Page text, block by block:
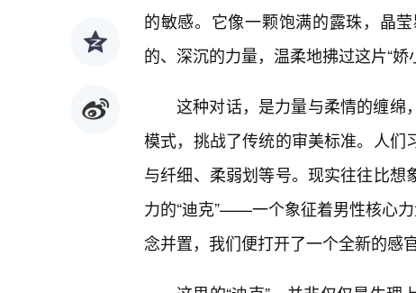
的敏感。它像一颗饱满的露珠，晶
的、深沉的力量，温柔地拂过这片“娇
这种对话，是力量与柔情的缠绵
模式，挑战了传统的审美标准。人
与纤细、柔弱划等号。现实往往比
力的“迪克”——一个象征着男性核心
念并置，我们便打开了一个全新的感